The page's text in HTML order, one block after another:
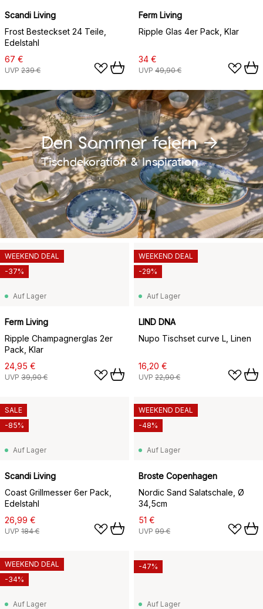
Scandi Living
Frost Besteckset 24 Teile,
Edelstahl
67 €
UVP 239 €
Ferm Living
Ripple Glas 4er Pack, Klar
34 €
UVP 49,90 €
Den Sommer feiern →
Tischdekoration & Inspiration
Auf Lager
Ferm Living
Ripple Champagnerglas 2er
Pack, Klar
24,95 €
UVP 39,90 €
WEEKEND DEAL
-37%
Auf Lager
LIND DNA
Nupo Tischset curve L, Linen
16,20 €
UVP 22,90 €
WEEKEND DEAL
-29%
Auf Lager
Scandi Living
Coast Grillmesser 6er Pack,
Edelstahl
26,99 €
UVP 184 €
SALE
-85%
Auf Lager
Broste Copenhagen
Nordic Sand Salatschale, Ø
34,5cm
51 €
UVP 99 €
WEEKEND DEAL
-48%
Auf Lager
WEEKEND DEAL
-34%
Auf Lager
-47%